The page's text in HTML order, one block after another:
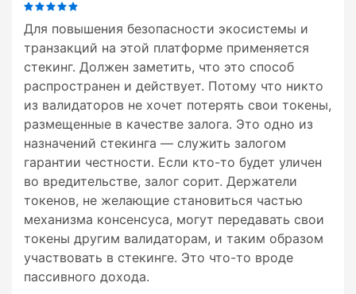
Для повышения безопасности экосистемы и
транзакций на этой платформе применяется
стекинг. Должен заметить, что это способ
распространен и действует. Потому что никто
из валидаторов не хочет потерять свои токены,
размещенные в качестве залога. Это одно из
назначений стекинга — служить залогом
гарантии честности. Если кто-то будет уличен
во вредительстве, залог сорит. Держатели
токенов, не желающие становиться частью
механизма консенсуса, могут передавать свои
токены другим валидаторам, и таким образом
участвовать в стекинге. Это что-то вроде
пассивного дохода.